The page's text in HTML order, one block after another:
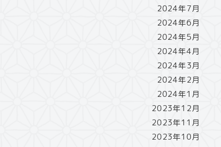
2024年7月
2024年6月
2024年5月
2024年4月
2024年3月
2024年2月
2024年1月
2023年12月
2023年11月
2023年10月